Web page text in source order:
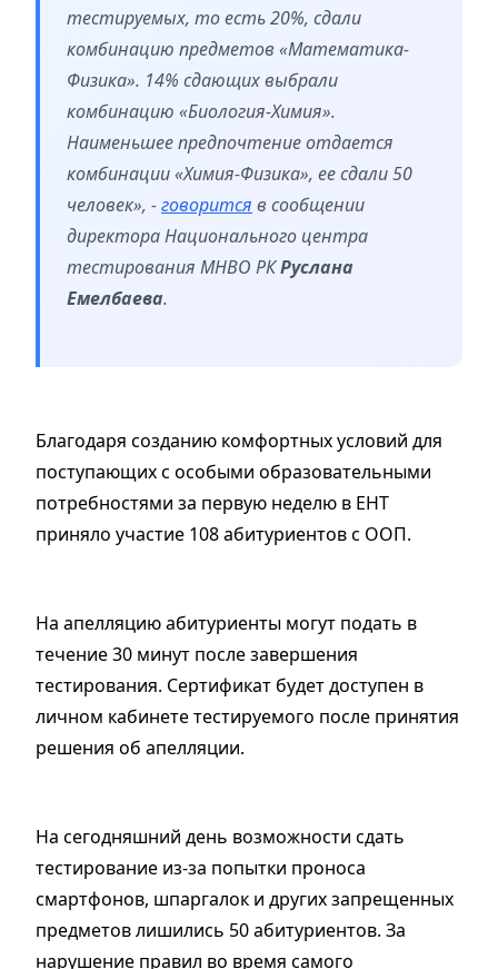
тестируемых, то есть 20%, сдали
комбинацию предметов «Математика-
Физика». 14% сдающих выбрали
комбинацию «Биология-Химия».
Наименьшее предпочтение отдается
комбинации «Химия-Физика», ее сдали 50
человек», -говорится в сообщении
директора Национального центра
тестирования МНВО РКРуслана
Емелбаева.
Благодаря созданию комфортных условий для
поступающих с особыми образовательными
потребностями за первую неделю в ЕНТ
приняло участие 108 абитуриентов с ООП.
На апелляцию абитуриенты могут подать в
течение 30 минут после завершения
тестирования. Сертификат будет доступен в
личном кабинете тестируемого после принятия
решения об апелляции.
На сегодняшний день возможности сдать
тестирование из-за попытки проноса
смартфонов, шпаргалок и других запрещенных
предметов лишились 50 абитуриентов. За
нарушение правил во время самого